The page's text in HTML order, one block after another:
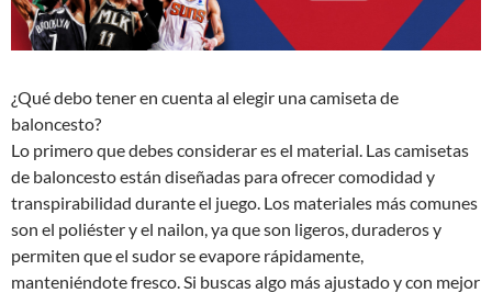
¿Qué debo tener en cuenta al elegir una camiseta de
baloncesto?
Lo primero que debes considerar es el material. Las camisetas
de baloncesto están diseñadas para ofrecer comodidad y
transpirabilidad durante el juego. Los materiales más comunes
son el poliéster y el nailon, ya que son ligeros, duraderos y
permiten que el sudor se evapore rápidamente,
manteniéndote fresco. Si buscas algo más ajustado y con mejor